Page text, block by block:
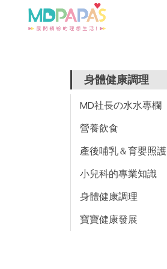
身體健康調理
MD社長の水水專欄
營養飲食
產後哺乳＆育嬰照護
小兒科的專業知識
身體健康調理
寶寶健康發展